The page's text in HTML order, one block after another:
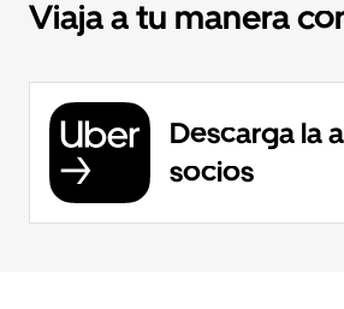
Viaja a tu manera
Descarga la
socios